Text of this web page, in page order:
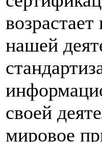
нашей
своей
мировое